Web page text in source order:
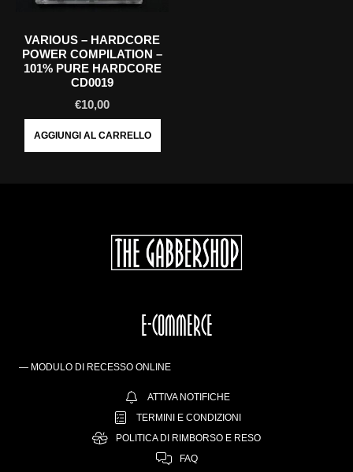
VARIOUS ‎– HARDCORE
POWER COMPILATION –
101% PURE HARDCORE
CD0019
€10,00
AGGIUNGI AL CARRELLO
E-COMMERCE
— MODULO DI RECESSO ONLINE
ATTIVA NOTIFICHE
TERMINI E CONDIZIONI
POLITICA DI RIMBORSO E RESO
FAQ